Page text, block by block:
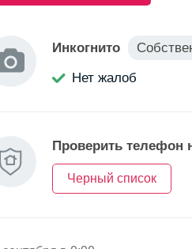
Инкогнито
Нет жалоб
Проверить телефон
Черный список